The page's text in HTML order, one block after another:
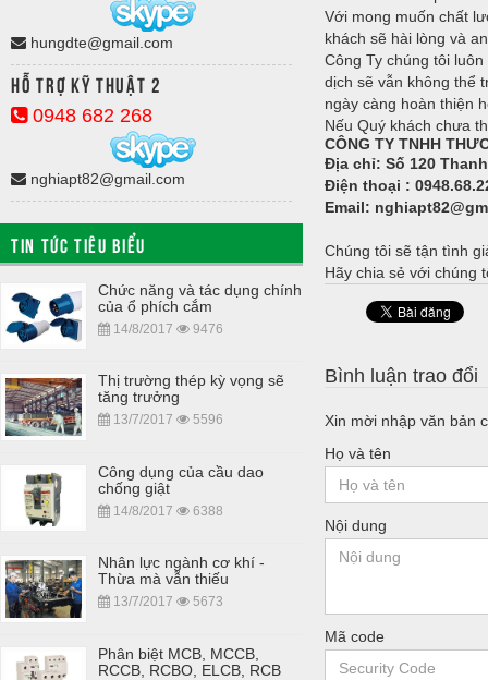
Với mong muốn chất
khách sẽ hài lòng và
Công Ty chúng tôi
dịch sẽ vẫn không thể
ngày càng hoàn thiện
Nếu Quý khách chưa
CÔNG TY TNHH
Địa chỉ: Số 120
Điện thoại :
Email:
Chúng tôi sẽ tận tình
Hãy chia sẻ với chúng
Bình luận trao đổi
Xin mời nhập văn bản
Họ và tên
Nội dung
Mã code
hungdte@gmail.com
Hỗ trợ kỹ thuật 2
0948 682 268
nghiapt82@gmail.com
TIN TỨC TIÊU BIỂU
Chức năng và tác dụng chính
của ổ phích cắm
14/8/2017 9476
Thị trường thép kỳ vọng sẽ
tăng trưởng
13/7/2017 5596
Công dụng của cầu dao
chống giật
14/8/2017 6388
Nhân lực ngành cơ khí -
Thừa mà vẫn thiếu
13/7/2017 5673
Phân biệt MCB, MCCB,
RCCB, RCBO, ELCB, RCB